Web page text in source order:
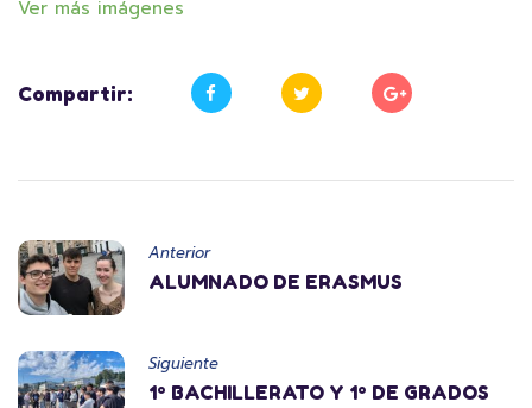
Ver más imágenes
Compartir:
Anterior
ALUMNADO DE ERASMUS
Siguiente
1º BACHILLERATO Y 1º DE GRADOS